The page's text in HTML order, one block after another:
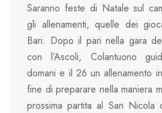
Saranno feste di Natale sul
gli allenamenti, quelle dei
Bari. Dopo il pari nella gara
con l’Ascoli, Colantuono
domani e il 26 un allenamento
fine di preparare nella maniera
prossima partita al San Nicola